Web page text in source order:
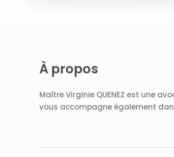
À propos
Maître Virginie QUENEZ est une
vous accompagne également